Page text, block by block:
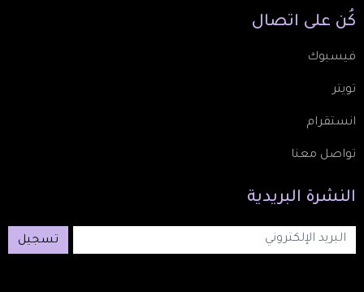
كُن على اتصال
فيسبوك
تويتر
انستقرام
تواصل معنا
النشرة البريدية
تسجيل